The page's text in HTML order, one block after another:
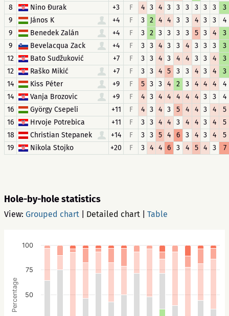
8
Nino Đurak +3 F 4 3 4 3 3 3 3 3 3
3
9
János K +4 F 3 2 4 4 3 3 4 3 3
4
9
Benedek Zalán +4 F 3 2 3 3 3 3 5 3 4
3
9
Bevelacqua Zack +4 F 3 3 4 3 3 4 3 3 3
3
12
Bato Sudžuković +7 F 3 3 4 3 4 4 3 3 4
3
12
Raško Mikić +7 F 3 3 4 5 3 3 4 3 4
3
14
Kiss Péter +9 F 5 3 3 4 2 3 4 4 4
4
14
Vanja Brozovic +9 F 4 3 4 4 4 4 4 3 3
4
16
György Csepeli +11 F 4 3 4 3 5 4 4 3 4
5
16
Hrvoje Potrebica +11 F 3 3 4 4 3 4 4 3 4
5
18
Christian Stepanek +14 F 3 3 5 4 6 3 4 3 4
5
19
Nikola Stojko +20 F 3 4 4 6 3 4 5 4 3 7
Hole-by-hole statistics
View: Grouped chart Detailed chart Table
Percentage 50
75
100